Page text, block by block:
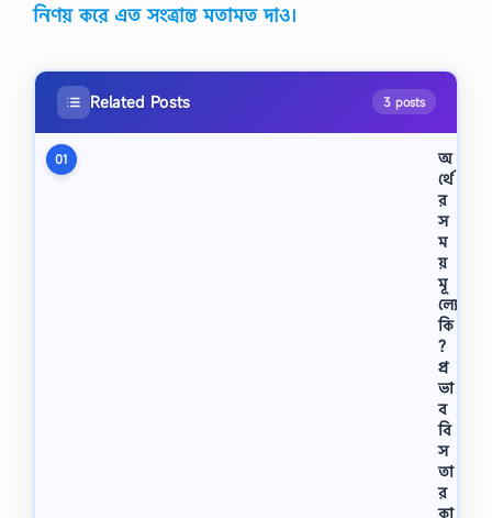
নিণয় করে এত সংত্রান্ত মতামত দাও।
Related Posts 3 posts
01
অ
র্থে
র
স
ম
য়
মূ
ল্যে
কি
?
প্র
ভা
ব
বি
স
তা
র
কা